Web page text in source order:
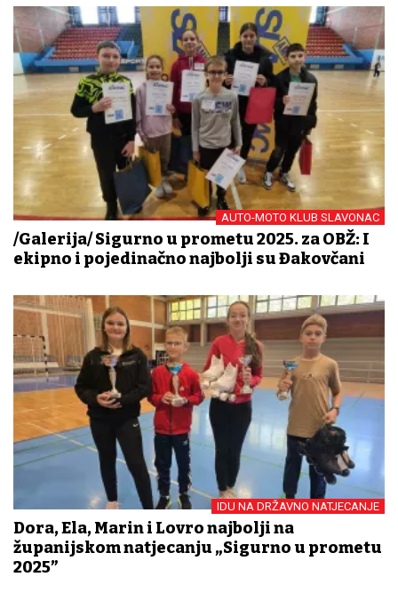
AUTO-MOTO KLUB SLAVONAC
/Galerija/ Sigurno u prometu 2025. za OBŽ: I
ekipno i pojedinačno najbolji su Đakovčani
IDU NA DRŽAVNO NATJECANJE
Dora, Ela, Marin i Lovro najbolji na
županijskom natjecanju „Sigurno u prometu
2025”